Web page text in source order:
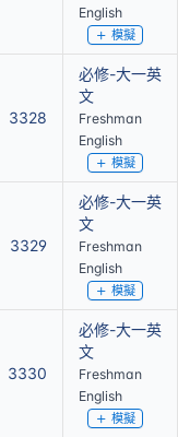
English
模擬
3328
必修-大一英
文
Freshman
English
模擬
3329
必修-大一英
文
Freshman
English
模擬
3330
必修-大一英
文
Freshman
English
模擬